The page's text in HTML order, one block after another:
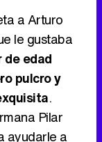
a Arturo
le gustaba
de edad
pulcro y
.
Pilar
ayudarle a